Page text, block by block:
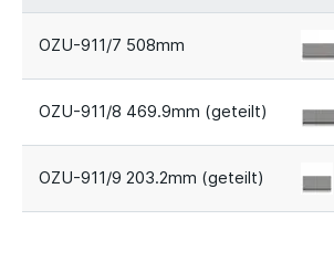
OZU-911/7 508mm
OZU-911/8 469.9mm (geteilt)
OZU-911/9 203.2mm (geteilt)